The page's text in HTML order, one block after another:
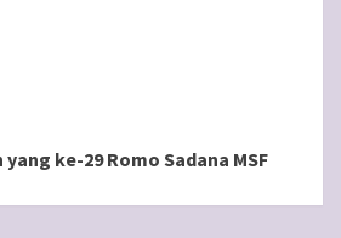
yang ke-29 Romo Sadana MSF